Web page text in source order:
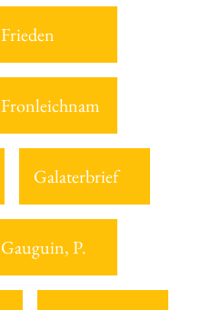
Frieden
Fronleichnam
Galaterbrief
Gauguin, P.